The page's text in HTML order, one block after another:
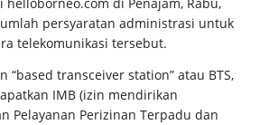
helloborneo.com di Penajam, Rabu,
persyaratan administrasi untuk
telekomunikasi tersebut.
“based transceiver station” atau BTS,
IMB (izin mendirikan
Pelayanan Perizinan Terpadu dan